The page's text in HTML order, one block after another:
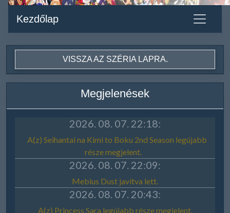
Kezdőlap
VISSZA AZ SZÉRIA LAPRA.
Megjelenések